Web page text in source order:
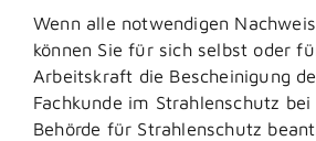
Wenn alle notwendigen
können Sie für sich selbst oder
Arbeitskraft die Bescheinigung
Fachkunde im Strahlenschutz
Behörde für Strahlenschutz